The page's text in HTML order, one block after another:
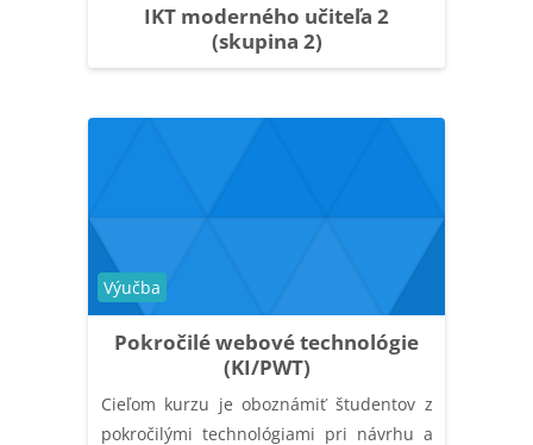
IKT moderného učiteľa 2
(skupina 2)
Pokročilé webové technológie
(KI/PWT)
Kategória kurzu
Výučba
Cieľom kurzu je oboznámiť študentov z
pokročilými technológiami pri návrhu a